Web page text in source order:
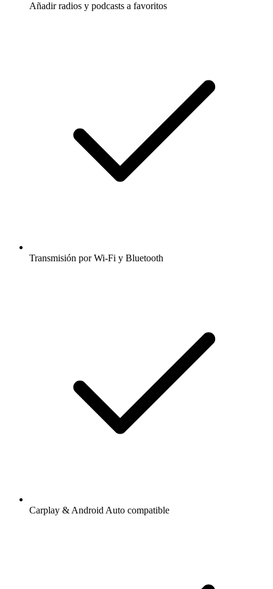
Añadir radios y podcasts a favoritos
Transmisión por Wi-Fi y Bluetooth
Carplay & Android Auto compatible